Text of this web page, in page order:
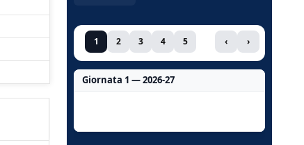
1 2 3 4 5 ‹ ›
Giornata 1 — 2026-27